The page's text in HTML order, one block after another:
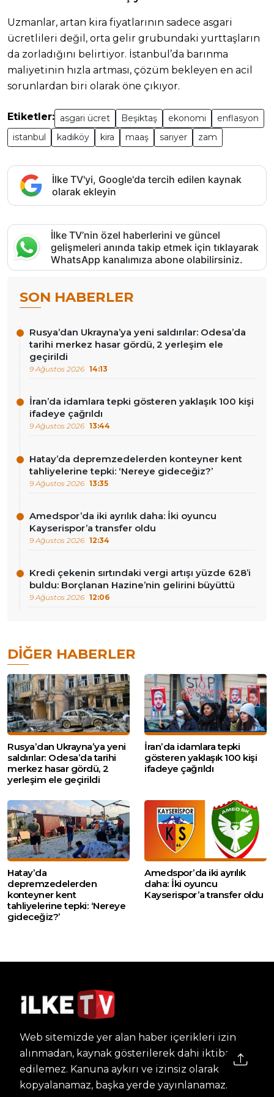
Uzmanlar, artan kira fiyatlarının sadece asgari
ücretlileri değil, orta gelir grubundaki yurttaşların
da zorladığını belirtiyor. İstanbul’da barınma
maliyetinin hızla artması, çözüm bekleyen en acil
sorunlardan biri olarak öne çıkıyor.
Etiketler: asgari ücret Beşiktaş ekonomi
enflasyon
istanbul
kadıköy kira maaş sarıyer zam
İlke TV'yi, Google'da tercih edilen kaynak
olarak ekleyin
İlke TV’nin özel haberlerini ve güncel
gelişmeleri anında takip etmek için tıklayarak
WhatsApp kanalımıza abone olabilirsiniz.
SON HABERLER
Rusya’dan Ukrayna’ya yeni saldırılar: Odesa’da
tarihi merkez hasar gördü, 2 yerleşim ele
geçirildi
9 Ağustos 2026 14:13
İran’da idamlara tepki gösteren yaklaşık 100 kişi
ifadeye çağrıldı
9 Ağustos 2026 13:44
Hatay’da depremzedelerden konteyner kent
tahliyelerine tepki: ‘Nereye gideceğiz?’
9 Ağustos 2026 13:35
Amedspor’da iki ayrılık daha: İki oyuncu
Kayserispor’a transfer oldu
9 Ağustos 2026 12:34
Kredi çekenin sırtındaki vergi artışı yüzde 628’i
buldu: Borçlanan Hazine’nin gelirini büyüttü
9 Ağustos 2026 12:06
DIĞER HABERLER
Rusya’dan Ukrayna’ya yeni
saldırılar: Odesa’da tarihi
merkez hasar gördü, 2
yerleşim ele geçirildi
İran’da idamlara tepki
gösteren yaklaşık 100 kişi
ifadeye çağrıldı
Hatay’da
depremzedelerden
konteyner kent
tahliyelerine tepki: ‘Nereye
gideceğiz?’
Amedspor’da iki ayrılık
daha: İki oyuncu
Kayserispor’a transfer oldu
Web sitemizde yer alan haber içerikleri izin
alınmadan, kaynak gösterilerek dahi iktibas
edilemez. Kanuna aykırı ve izinsiz olarak
kopyalanamaz, başka yerde yayınlanamaz.